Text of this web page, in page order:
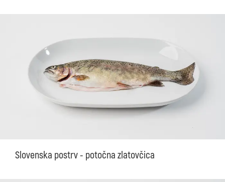
Slovenska postrv - potočna zlatovčica